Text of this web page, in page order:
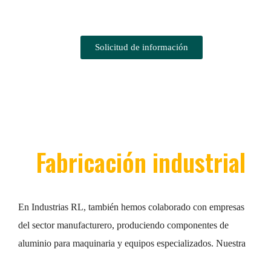
Solicitud de información
Fabricación industrial
En Industrias RL, también hemos colaborado con empresas
del sector manufacturero, produciendo componentes de
aluminio para maquinaria y equipos especializados. Nuestra